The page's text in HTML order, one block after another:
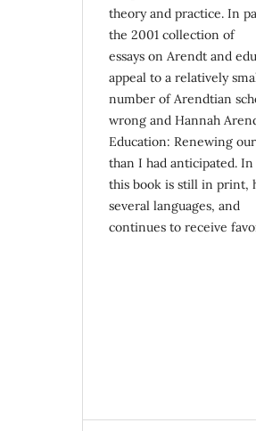
theory and practice. In
the 2001 collection of
essays on Arendt and
appeal to a relatively
number of Arendtian
wrong and Hannah
Education: Renewing
than I had anticipated. In
this book is still in print,
several languages, and
continues to receive